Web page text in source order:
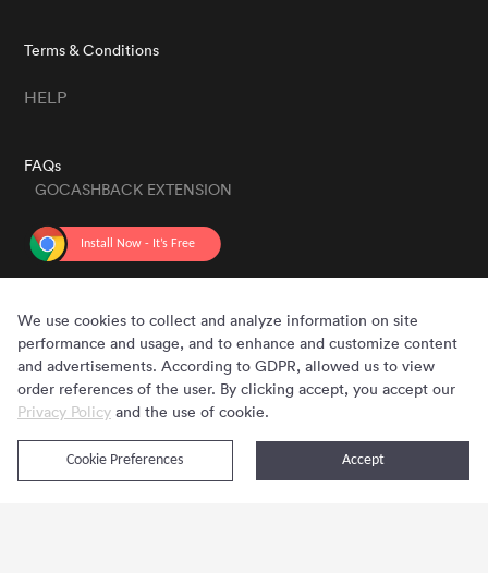
Terms & Conditions
HELP
FAQs
GOCASHBACK EXTENSION
Copyright © 2020 - 2026 Gocashback.com. All Rights Reserved.
We use cookies to collect and analyze information on site
performance and usage, and to enhance and customize content
and advertisements. According to GDPR, allowed us to view
order references of the user. By clicking accept, you accept our
Privacy Policy and the use of cookie.
Accept
Cookie Preferences